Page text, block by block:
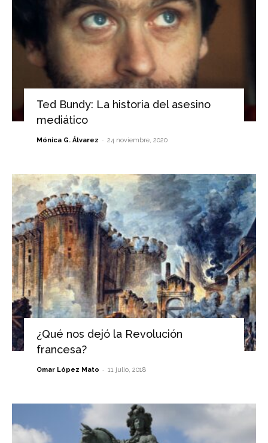
Ted Bundy: La historia del asesino
mediático
Mónica G. Álvarez - 24 noviembre, 2020
¿Qué nos dejó la Revolución
francesa?
Omar López Mato - 11 julio, 2018